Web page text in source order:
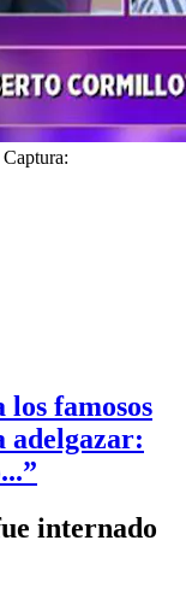
famosos
adelgazar:
internado